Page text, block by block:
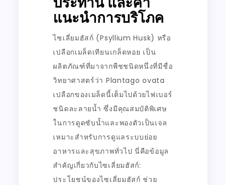
แนะนำการบริโภค
ไซเลี่ยมฮัสก์ (Psyllium Husk) หรือ
เปลือกเมล็ดเทียนเกล็ดหอย เป็น
ผลิตภัณฑ์ที่มาจากพืชชนิดหนึ่งที่มีชื่อ
วิทยาศาสตร์ว่า Plantago ovata
เปลือกของเมล็ดนี้เต็มไปด้วยไฟเบอร์
ชนิดละลายน้ำ ซึ่งมีคุณสมบัติพิเศษ
ในการดูดซับน้ำและพองตัวเป็นเจล
เหมาะสำหรับการดูแลระบบย่อย
อาหารและสุขภาพทั่วไป นี่คือข้อมูล
สำคัญเกี่ยวกับไซเลี่ยมฮัสก์:
ประโยชน์ของไซเลี่ยมฮัสก์ ช่วย